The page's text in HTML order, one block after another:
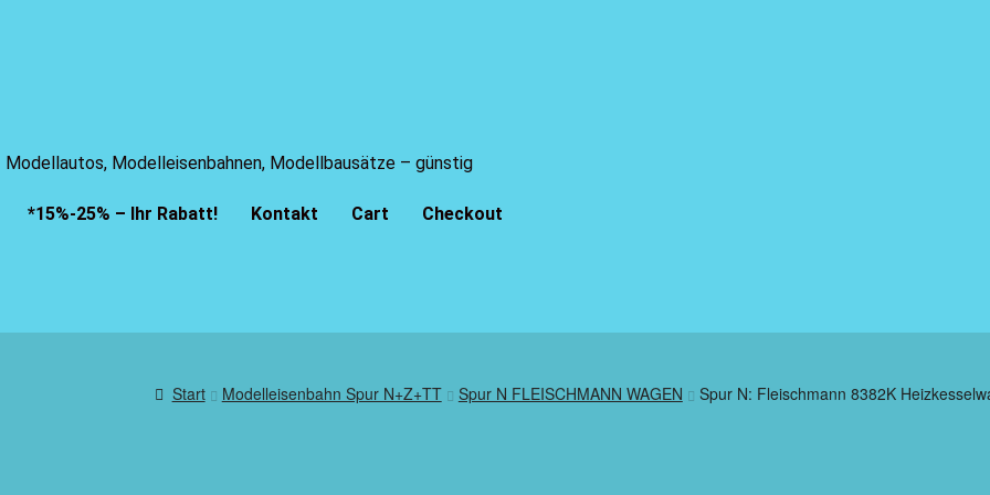
Modellautos, Modelleisenbahnen, Modellbausätze – günstig
*15%-25% – Ihr Rabatt! Kontakt Cart Checkout
Start Modelleisenbahn Spur N+Z+TT Spur N FLEISCHMANN WAGEN Spur N: Fleischmann 8382K